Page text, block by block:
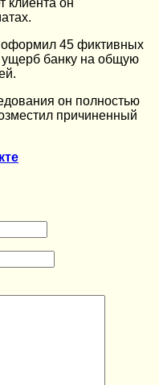
оформил 45 фиктивных
ущерб банку на общую
он полностью
причиненный